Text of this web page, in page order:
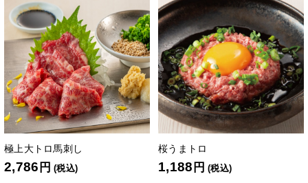
極上大トロ馬刺し
2,786 円 (税込)
桜うまトロ
1,188 円 (税込)